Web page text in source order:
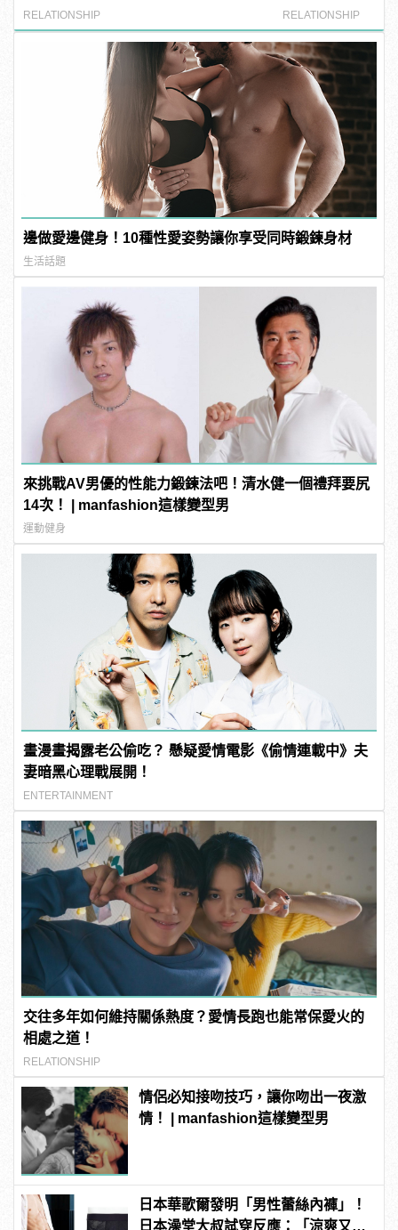
RELATIONSHIP RELATIONSHIP
邊做愛邊健身！10種性愛姿勢讓你享受同時鍛鍊身材
生活話題
來挑戰AV男優的性能力鍛鍊法吧！清水健一個禮拜要尻
14次！ | manfashion這樣變型男
運動健身
畫漫畫揭露老公偷吃？ 懸疑愛情電影《偷情連載中》夫
妻暗黑心理戰展開！
ENTERTAINMENT
交往多年如何維持關係熱度？愛情長跑也能常保愛火的
相處之道！
RELATIONSHIP
情侶必知接吻技巧，讓你吻出一夜激
情！ | manfashion這樣變型男
日本華歌爾發明「男性蕾絲內褲」！
日本澡堂大叔試穿反應：「涼爽又透